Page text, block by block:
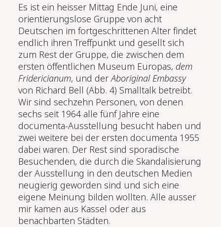
Es ist ein heisser Mittag Ende Juni, eine
orientierungslose Gruppe von acht
Deutschen im fortgeschrittenen Alter findet
endlich ihren Treffpunkt und gesellt sich
zum Rest der Gruppe, die zwischen dem
ersten öffentlichen Museum Europas, dem
Fridericianum, und derAboriginal Embassy
von Richard Bell (Abb. 4) Smalltalk betreibt.
Wir sind sechzehn Personen, von denen
sechs seit 1964 alle fünf Jahre eine
documenta-Ausstellung besucht haben und
zwei weitere bei der ersten documenta 1955
dabei waren. Der Rest sind sporadische
Besuchenden, die durch die Skandalisierung
der Ausstellung in den deutschen Medien
neugierig geworden sind und sich eine
eigene Meinung bilden wollten. Alle ausser
mir kamen aus Kassel oder aus
benachbarten Städten.